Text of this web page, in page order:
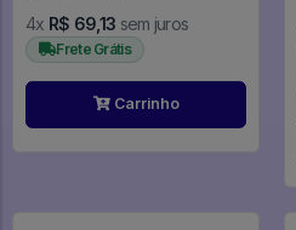
4x R$ 69,13 sem juros
Frete Grátis
Carrinho